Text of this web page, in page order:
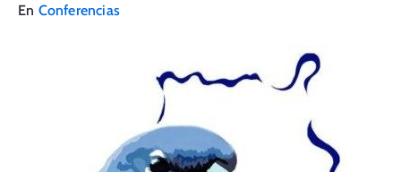
En Conferencias